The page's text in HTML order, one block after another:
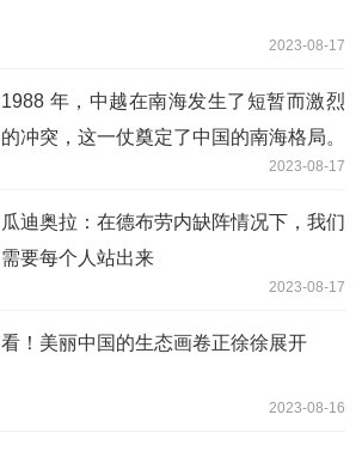
2023-08-17
1988 年，中越在南海发生了短暂而激烈
的冲突，这一仗奠定了中国的南海格局。
2023-08-17
瓜迪奥拉：在德布劳内缺阵情况下，我们
需要每个人站出来
2023-08-17
看！美丽中国的生态画卷正徐徐展开
2023-08-16